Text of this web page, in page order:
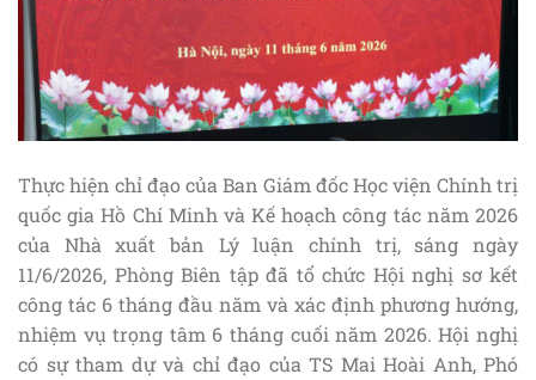
Thực hiện chỉ đạo của Ban Giám đốc Học viện Chính trị
quốc gia Hồ Chí Minh và Kế hoạch công tác năm 2026
của Nhà xuất bản Lý luận chính trị, sáng ngày
11/6/2026, Phòng Biên tập đã tổ chức Hội nghị sơ kết
công tác 6 tháng đầu năm và xác định phương hướng,
nhiệm vụ trọng tâm 6 tháng cuối năm 2026. Hội nghị
có sự tham dự và chỉ đạo của TS Mai Hoài Anh, Phó